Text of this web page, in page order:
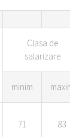
Clasa de
salarizare
minim
71 83